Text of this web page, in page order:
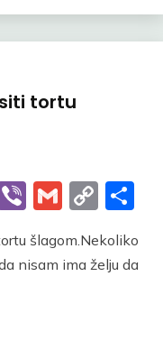
tortu
ViberGmail
Link
šlagom.Nekoliko
nisam ima želju da